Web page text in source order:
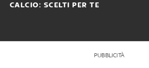
CALCIO: SCELTI PER TE
PUBBLICITÀ